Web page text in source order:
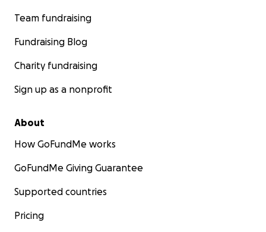
Team fundraising
Fundraising Blog
Charity fundraising
Sign up as a nonprofit
About
How GoFundMe works
GoFundMe Giving Guarantee
Supported countries
Pricing